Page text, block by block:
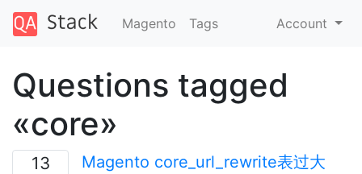
Magento Tags Account
Questions tagged
«core»
13 Magento core_url_rewrite表过大